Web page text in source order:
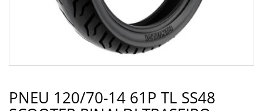
PNEU 120/70-14 61P TL SS48